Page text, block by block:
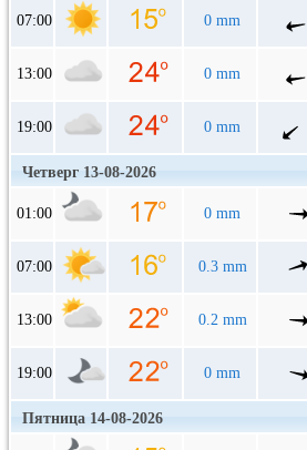
07:00 0 mm
13:00 0 mm
19:00 0 mm
Четверг 13-08-2026
01:00 0 mm
07:00 0.3 mm
13:00 0.2 mm
19:00 0 mm
Пятница 14-08-2026